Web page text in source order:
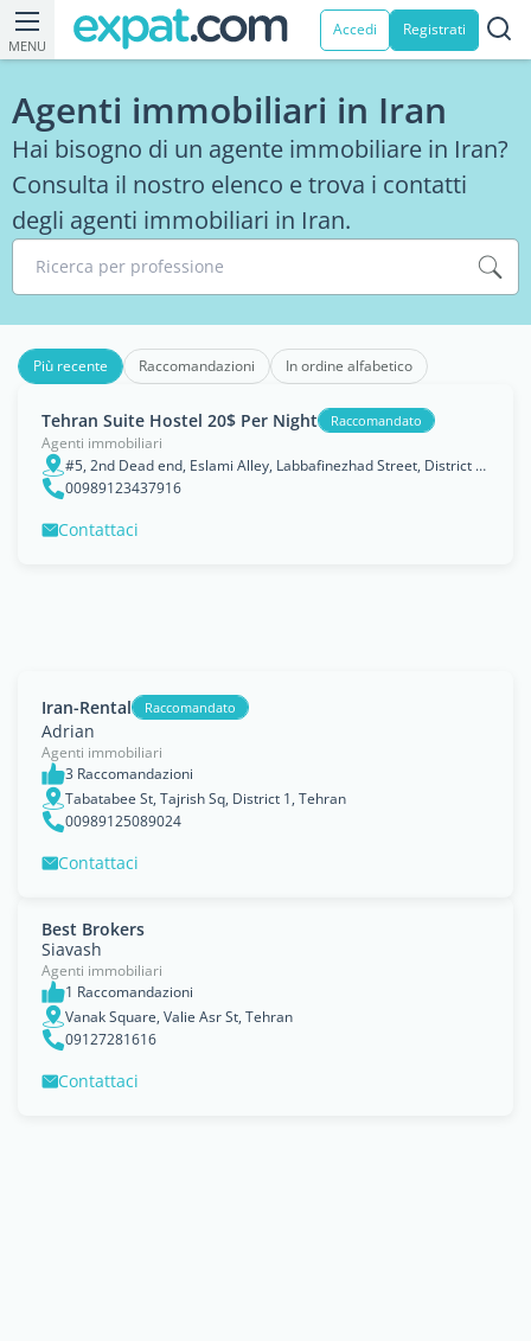
MENU
Accedi Registrati
Agenti immobiliari in Iran
Hai bisogno di un agente immobiliare in Iran?
Consulta il nostro elenco e trova i contatti
degli agenti immobiliari in Iran.
Ricerca per professione
Più recente Raccomandazioni In ordine alfabetico
Tehran Suite Hostel 20$ Per Night Raccomandato
Agenti immobiliari
#5, 2nd Dead end, Eslami Alley, Labbafinezhad Street, District 11, Tehran, IRAN
00989123437916
Contattaci
Iran-Rental Raccomandato
Adrian
Agenti immobiliari
3 Raccomandazioni
Tabatabee St, Tajrish Sq, District 1, Tehran
00989125089024
Contattaci
Best Brokers
Siavash
Agenti immobiliari
1 Raccomandazioni
Vanak Square, Valie Asr St, Tehran
09127281616
Contattaci